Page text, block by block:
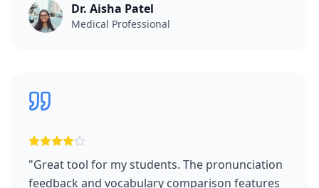
Dr. Aisha Patel
Medical Professional
"Great tool for my students. The pronunciation
feedback and vocabulary comparison features